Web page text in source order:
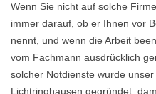
Wenn Sie nicht auf solche
immer darauf, ob er Ihnen vor
nennt, und wenn die Arbeit
vom Fachmann ausdrücklich
solcher Notdienste wurde
Lichtringhausen gegründet,